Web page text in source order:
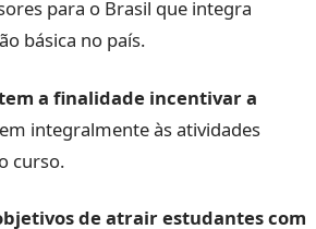
para o Brasil que integra
básica no país.
a finalidade incentivar a
integralmente às atividades
curso.
de atrair estudantes com